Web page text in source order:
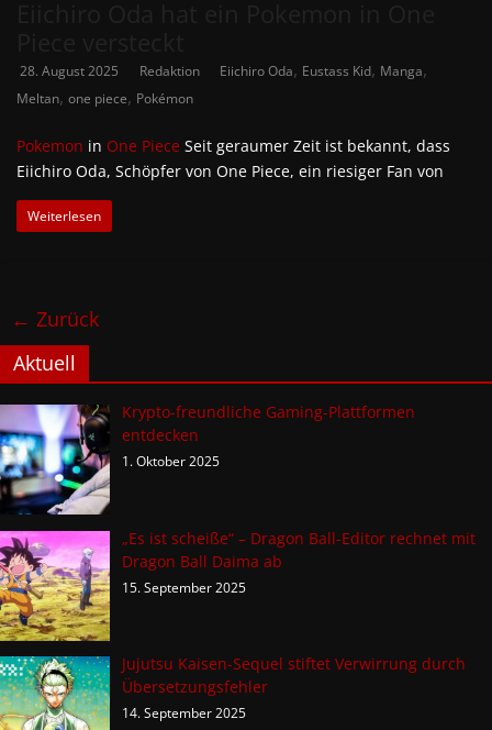
28. August 2025 Redaktion Eiichiro Oda, Eustass Kid, Manga,
Meltan, one piece, Pokémon
Pokemon in One Piece Seit geraumer Zeit ist bekannt, dass
Eiichiro Oda, Schöpfer von One Piece, ein riesiger Fan von
Weiterlesen
← Zurück
Aktuell
Krypto-freundliche Gaming-Plattformen
entdecken
1. Oktober 2025
„Es ist scheiße“ – Dragon Ball-Editor rechnet mit
Dragon Ball Daima ab
15. September 2025
Jujutsu Kaisen-Sequel stiftet Verwirrung durch
Übersetzungsfehler
14. September 2025